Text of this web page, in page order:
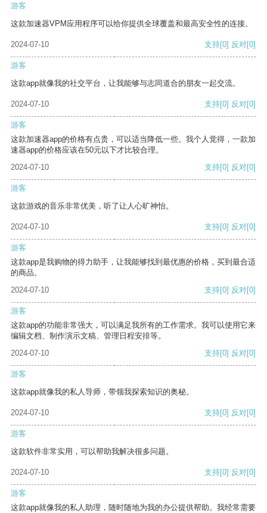
游客
这款加速器VPM应用程序可以给你提供全球覆盖和最高安全性的连接。
2024-07-10 支持[0] 反对[0]
游客
这款app就像我的社交平台，让我能够与志同道合的朋友一起交流。
2024-07-10 支持[0] 反对[0]
游客
这款加速器app的价格有点贵，可以适当降低一些。我个人觉得，一款加
速器app的价格应该在50元以下才比较合理。
2024-07-10
支持[0] 反对[0]
游客
这款游戏的音乐非常优美，听了让人心旷神怡。
2024-07-10 支持[0] 反对[0]
游客
这款app是我购物的得力助手，让我能够找到最优惠的价格，买到最合适
的商品。
2024-07-10
支持[0] 反对[0]
游客
这款app的功能非常强大，可以满足我所有的工作需求。我可以使用它来
编辑文档、制作演示文稿、管理日程安排等。
2024-07-10
支持[0] 反对[0]
游客
这款app就像我的私人导师，带领我探索知识的奥秘。
2024-07-10 支持[0] 反对[0]
游客
这款软件非常实用，可以帮助我解决很多问题。
2024-07-10 支持[0] 反对[0]
游客
这款app就像我的私人助理，随时随地为我的办公提供帮助。我经常需要